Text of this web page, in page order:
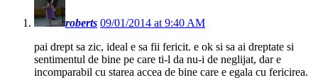
roberts 09/01/2014 at 9:40 AM
pai drept sa zic, ideal e sa fii fericit. e ok si sa ai dreptate si
sentimentul de bine pe care ti-l da nu-i de neglijat, dar e
incomparabil cu starea accea de bine care e egala cu fericirea.